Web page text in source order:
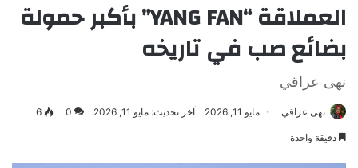
العملاقة “YANG FAN” بأكبر حمولة
بضائع صب في تاريخه
نهى عراقي
نهى عراقي مايو 11, 2026 آخر تحديث: مايو 11, 2026 0
6
دقيقة واحدة